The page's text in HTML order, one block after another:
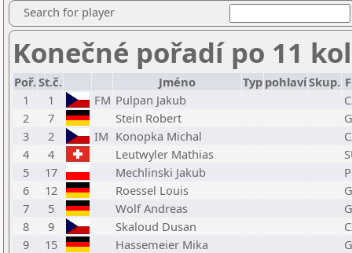
Search for player
Konečné pořadí po 11
Poř.St.č. Jméno Typ pohlavíSkup.
1
1 FM Pulpan Jakub
2
7 Stein Robert
3
2 IM Konopka Michal
4
4 Leutwyler Mathias
5
17 Mechlinski Jakub
6
12 Roessel Louis
7
5 Wolf Andreas
8
9 Skaloud Dusan
9
15 Hassemeier Mika